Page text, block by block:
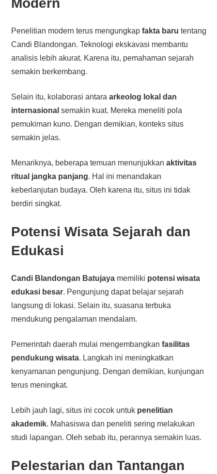
Modern
Penelitian modern terus mengungkap fakta baru tentang
Candi Blandongan. Teknologi ekskavasi membantu
analisis lebih akurat. Karena itu, pemahaman sejarah
semakin berkembang.
Selain itu, kolaborasi antara arkeolog lokal dan
internasional semakin kuat. Mereka meneliti pola
pemukiman kuno. Dengan demikian, konteks situs
semakin jelas.
Menariknya, beberapa temuan menunjukkan aktivitas
ritual jangka panjang. Hal ini menandakan
keberlanjutan budaya. Oleh karena itu, situs ini tidak
berdiri singkat.
Potensi Wisata Sejarah dan
Edukasi
Candi Blandongan Batujayamemiliki potensi wisata
edukasi besar. Pengunjung dapat belajar sejarah
langsung di lokasi. Selain itu, suasana terbuka
mendukung pengalaman mendalam.
Pemerintah daerah mulai mengembangkan fasilitas
pendukung wisata. Langkah ini meningkatkan
kenyamanan pengunjung. Dengan demikian, kunjungan
terus meningkat.
Lebih jauh lagi, situs ini cocok untuk penelitian
akademik. Mahasiswa dan peneliti sering melakukan
studi lapangan. Oleh sebab itu, perannya semakin luas.
Pelestarian dan Tantangan